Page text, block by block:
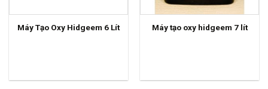
Máy Tạo Oxy Hidgeem 6 Lít Máy tạo oxy hidgeem 7 lít